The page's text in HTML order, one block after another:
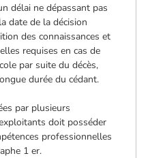
délai ne dépassant pas
date de la décision
des connaissances et
requises en cas de
par suite du décès,
durée du cédant.
par plusieurs
doit posséder
professionnelles
1 er.